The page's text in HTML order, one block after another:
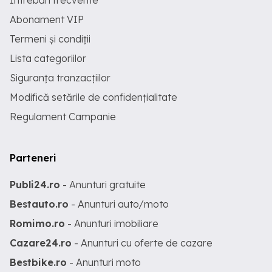
Abonament VIP
Termeni și condiții
Lista categoriilor
Siguranța tranzacțiilor
Modifică setările de confidențialitate
Regulament Campanie
Parteneri
Publi24.ro - Anunturi gratuite
Bestauto.ro - Anunturi auto/moto
Romimo.ro - Anunturi imobiliare
Cazare24.ro - Anunturi cu oferte de cazare
Bestbike.ro - Anunturi moto